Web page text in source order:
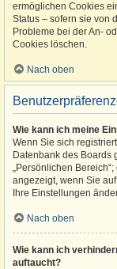
ermöglichen Cookies
Status – sofern sie von
Probleme bei der An-
Cookies löschen.
Nach oben
Wie kann ich meine
Wenn Sie sich
Datenbank des Boards
„Persönlichen
angezeigt, wenn Sie
Ihre Einstellungen
Nach oben
Wie kann ich
auftaucht?